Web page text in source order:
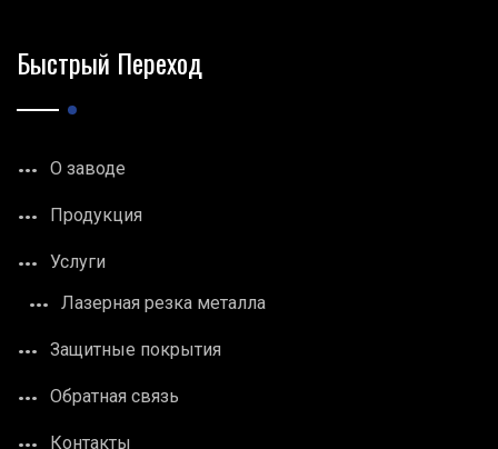
Быстрый Переход
О заводе
Продукция
Услуги
Лазерная резка металла
Защитные покрытия
Обратная связь
Контакты